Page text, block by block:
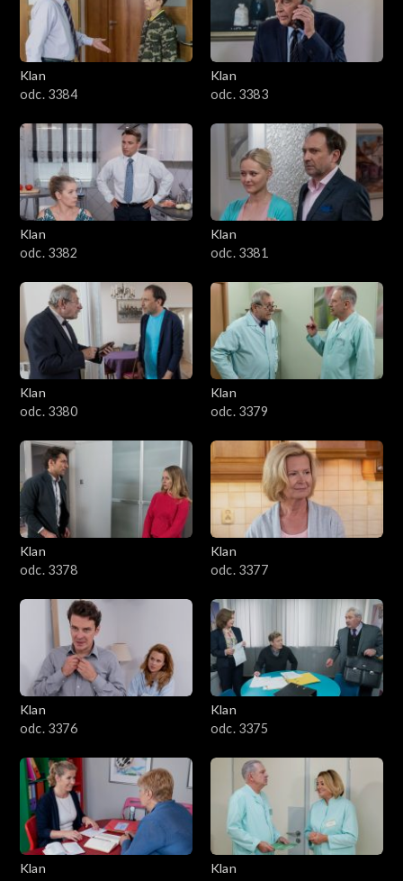
1701–1800
1601–1700
1501–1600
1401–1500
1301–1400
1201–1300
1101–1200
1001–1100
901–1000
801–900
701–800
601–700
501–600
401–500
301–400
201–300
101–200
1–100
Klan
odc. 3384
Klan
odc. 3383
Klan
odc. 3382
Klan
odc. 3381
Klan
odc. 3380
Klan
odc. 3379
Klan
odc. 3378
Klan
odc. 3377
Klan
odc. 3376
Klan
odc. 3375
Klan
Klan